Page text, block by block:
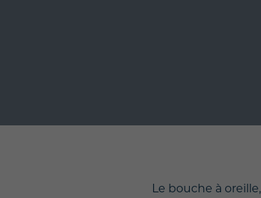
Le bouche à